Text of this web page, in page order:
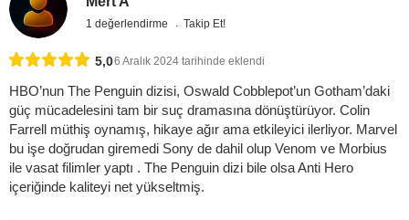
1 değerlendirme Takip Et!
5,06 Aralık 2024 tarihinde eklendi
HBO’nun The Penguin dizisi, Oswald Cobblepot’un Gotham’daki
güç mücadelesini tam bir suç dramasına dönüştürüyor. Colin
Farrell müthiş oynamış, hikaye ağır ama etkileyici ilerliyor. Marvel
bu işe doğrudan giremedi Sony de dahil olup Venom ve Morbius
ile vasat filimler yaptı . The Penguin dizi bile olsa Anti Hero
içeriğinde kaliteyi net yükseltmiş.